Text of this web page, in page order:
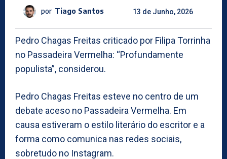
por Tiago Santos 13 de Junho, 2026
Pedro Chagas Freitas criticado por Filipa Torrinha
no Passadeira Vermelha: “Profundamente
populista”, considerou.
Pedro Chagas Freitas esteve no centro de um
debate aceso no Passadeira Vermelha. Em
causa estiveram o estilo literário do escritor e a
forma como comunica nas redes sociais,
sobretudo no Instagram.